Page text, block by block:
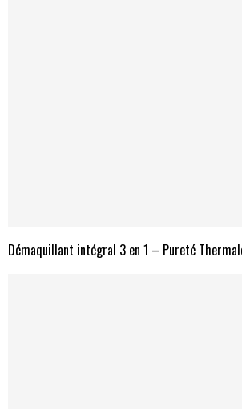
Démaquillant intégral 3 en 1 – Pureté